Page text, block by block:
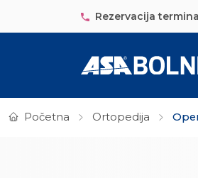
Rezervacija
Početna Ortopedija